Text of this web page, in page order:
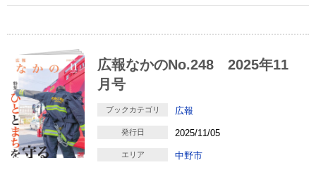
広報なかのNo.248 2025年11
月号
ブックカテゴリ 広報
発行日 2025/11/05
エリア 中野市